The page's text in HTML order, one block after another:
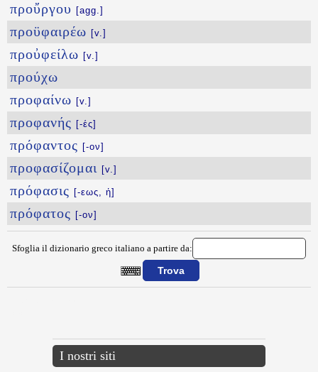
προὔργου [agg.]
προϋφαιρέω [v.]
προὐφείλω [v.]
προύχω
προφαίνω [v.]
προφανής [-ές]
πρόφαντος [-ον]
προφασίζομαι [v.]
πρόφασις [-εως, ἡ]
πρόφατος [-ον]
Sfoglia il dizionario greco italiano a partire da:
I nostri siti